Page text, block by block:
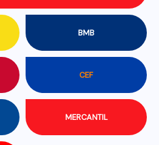
BMB
CEF
MERCANTIL